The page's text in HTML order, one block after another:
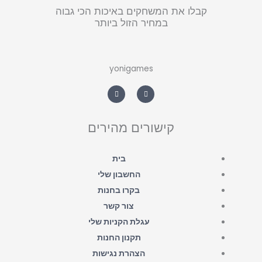
קבלו את המשחקים באיכות הכי גבוה
במחיר הזול ביותר
yonigames
a
c
e
o
h
a
t
p
p
קישורים מהירים
בית
החשבון שלי
בקרו בחנות
צור קשר
עגלת הקניות שלי
תקנון החנות
הצהרת נגישות